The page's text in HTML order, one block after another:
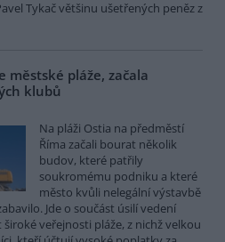
Tykač většinu ušetřených peněz z
městské pláže, začala
klubů
Na pláži Ostia na předměstí
Říma začali bourat několik
budov, které patřily
soukromému podniku a které
město kvůli nelegální výstavbě
Jde o součást úsilí vedení
veřejnosti pláže, z nichž velkou